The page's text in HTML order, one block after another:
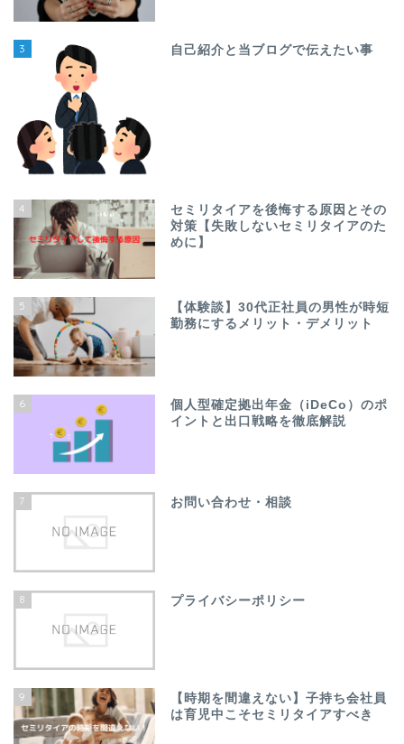
3 自己紹介と当ブログで伝えたい事
4
セミリタイアを後悔する原因とその
対策【失敗しないセミリタイアのた
めに】
5
【体験談】30代正社員の男性が時短
勤務にするメリット・デメリット
6
個人型確定拠出年金（iDeCo）のポ
イントと出口戦略を徹底解説
7 お問い合わせ・相談
8 プライバシーポリシー
9
【時期を間違えない】子持ち会社員
は育児中こそセミリタイアすべき